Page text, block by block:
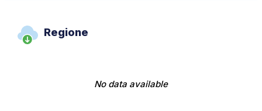
Regione
No data available